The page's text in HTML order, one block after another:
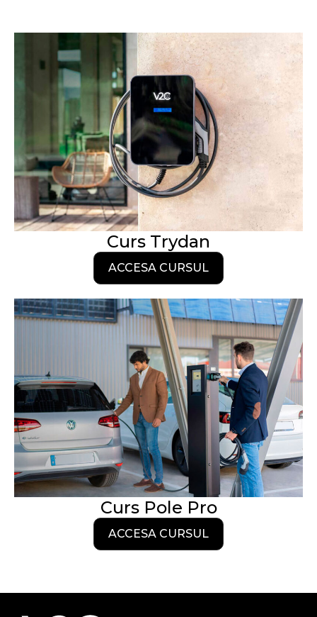
Curs Trydan
ACCESA CURSUL
Curs Pole Pro
ACCESA CURSUL